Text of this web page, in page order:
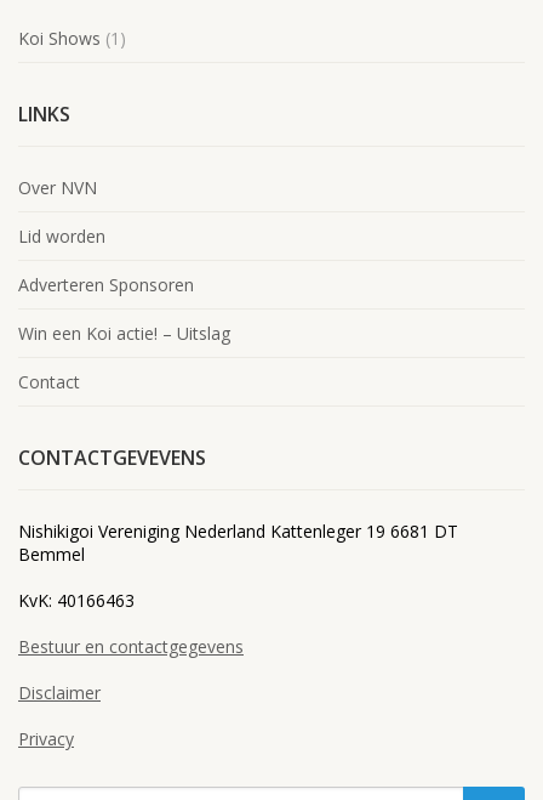
Koi Shows (1)
LINKS
Over NVN
Lid worden
Adverteren Sponsoren
Win een Koi actie! – Uitslag
Contact
CONTACTGEVEVENS
Nishikigoi Vereniging Nederland Kattenleger 19 6681 DT
Bemmel
KvK: 40166463
Bestuur en contactgegevens
Disclaimer
Privacy